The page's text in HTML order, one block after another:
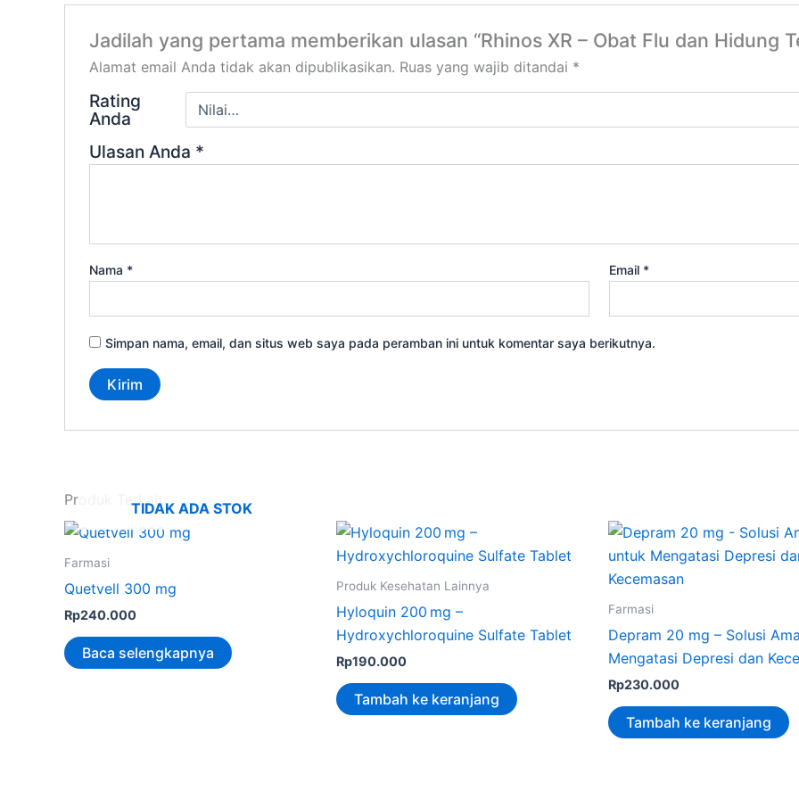
Jadilah yang pertama memberikan ulasan “Rhinos XR – Obat Flu dan Hidung
Alamat email Anda tidak akan dipublikasikan. Ruas yang wajib ditandai *
Rating
Anda
Ulasan Anda *
Nama * Email *
Simpan nama, email, dan situs web saya pada peramban ini untuk komentar saya berikutnya.
Produk TerkaitTIDAK ADA STOK
Farmasi
Quetvell 300 mg
Rp240.000
Baca selengkapnya
Produk Kesehatan Lainnya
Hyloquin 200 mg –
Hydroxychloroquine Sulfate Tablet
Rp190.000
Tambah ke keranjang
Farmasi
Depram 20 mg – Solusi
Mengatasi Depresi dan
Rp230.000
Tambah ke keranjang